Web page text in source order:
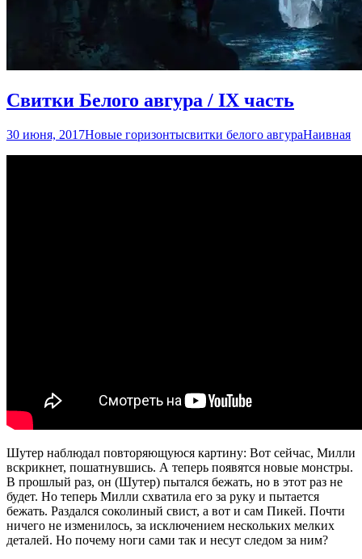
Свитки Белого авгура / IX часть
30 июня, 2017Новые горизонтысвитки белого авгураНаивная
Шутер наблюдал повторяющуюся картину: Вот сейчас, Милли
вскрикнет, пошатнувшись. А теперь появятся новые монстры.
В прошлый раз, он (Шутер) пытался бежать, но в этот раз не
будет. Но теперь Милли схватила его за руку и пытается
бежать. Раздался соколиный свист, а вот и сам Пикей. Почти
ничего не изменилось, за исключением нескольких мелких
деталей. Но почему ноги сами так и несут следом за ним?